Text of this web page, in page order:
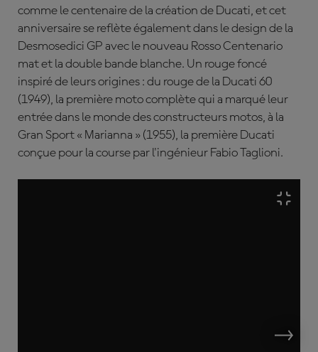
comme le centenaire de la création de Ducati, et cet
anniversaire se reflète également dans le design de la
Desmosedici GP avec le nouveau Rosso Centenario
mat et la double bande blanche. Un rouge foncé
inspiré de leurs origines : du rouge de la Ducati 60
(1949), la première moto complète qui a marqué leur
entrée dans le monde des constructeurs motos, à la
Gran Sport « Marianna » (1955), la première Ducati
conçue pour la course par l'ingénieur Fabio Taglioni.